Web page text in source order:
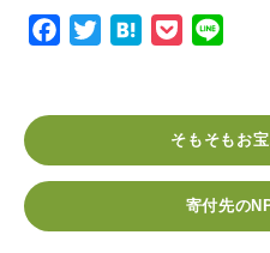
o
e
a
t
そもそもお
寄付先の